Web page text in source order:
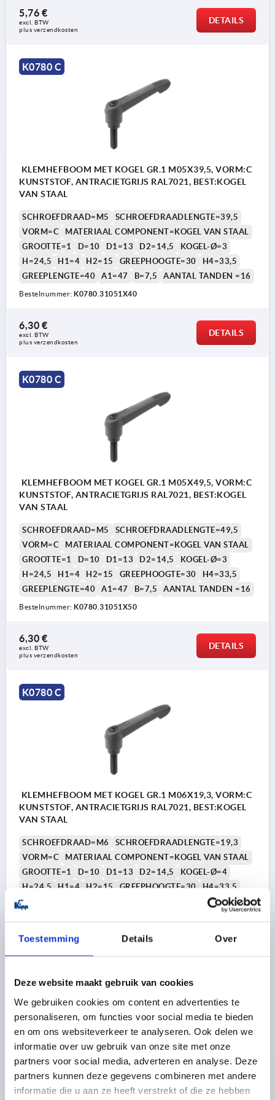
Toestemming Details Over
Deze website maakt gebruik van cookies
We gebruiken cookies om content en advertenties te
personaliseren, om functies voor social media te bieden
en om ons websiteverkeer te analyseren. Ook delen we
informatie over uw gebruik van onze site met onze
partners voor social media, adverteren en analyse. Deze
partners kunnen deze gegevens combineren met andere
informatie die u aan ze heeft verstrekt of die ze hebben
5,76 €
excl. BTW
plus verzendkosten
DETAILS
K0780 C
KLEMHEFBOOM MET KOGEL GR.1 M05X39,5, VORM:C
KUNSTSTOF, ANTRACIETGRIJS RAL7021, BEST:KOGEL
VAN STAAL
SCHROEFDRAAD=M5
SCHROEFDRAADLENGTE=39,5
VORM=C
MATERIAAL COMPONENT=KOGEL VAN STAAL
GROOTTE=1
D=10 D1=13 D2=14,5
KOGEL-Ø=3
H=24,5
H1=4 H2=15 GREEPHOOGTE=30
H4=33,5
GREEPLENGTE=40
A1=47 B=7,5 AANTAL TANDEN =16
Bestelnummer: K0780.31051X40
6,30 €
excl. BTW
plus verzendkosten
DETAILS
K0780 C
KLEMHEFBOOM MET KOGEL GR.1 M05X49,5, VORM:C
KUNSTSTOF, ANTRACIETGRIJS RAL7021, BEST:KOGEL
VAN STAAL
SCHROEFDRAAD=M5
SCHROEFDRAADLENGTE=49,5
VORM=C
MATERIAAL COMPONENT=KOGEL VAN STAAL
GROOTTE=1
D=10 D1=13 D2=14,5
KOGEL-Ø=3
H=24,5
H1=4 H2=15 GREEPHOOGTE=30
H4=33,5
GREEPLENGTE=40
A1=47 B=7,5 AANTAL TANDEN =16
Bestelnummer: K0780.31051X50
6,30 €
excl. BTW
plus verzendkosten
DETAILS
K0780 C
KLEMHEFBOOM MET KOGEL GR.1 M06X19,3, VORM:C
KUNSTSTOF, ANTRACIETGRIJS RAL7021, BEST:KOGEL
VAN STAAL
SCHROEFDRAAD=M6
SCHROEFDRAADLENGTE=19,3
VORM=C
MATERIAAL COMPONENT=KOGEL VAN STAAL
GROOTTE=1
D=10 D1=13 D2=14,5
KOGEL-Ø=4
H=24,5
H1=4 H2=15 GREEPHOOGTE=30
H4=33,5
GREEPLENGTE=40
AANTAL TANDEN =16
K0780 C